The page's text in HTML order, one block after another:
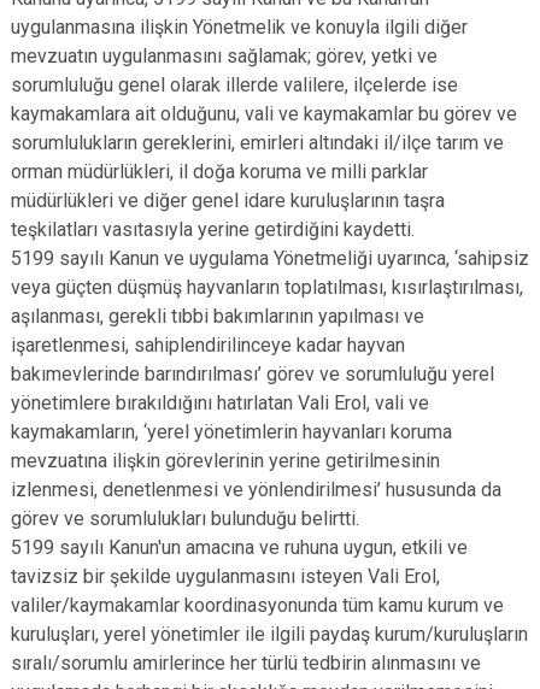
uygulanmasına ilişkin Yönetmelik ve konuyla ilgili diğer
mevzuatın uygulanmasını sağlamak; görev, yetki ve
sorumluluğu genel olarak illerde valilere, ilçelerde ise
kaymakamlara ait olduğunu, vali ve kaymakamlar bu görev ve
sorumlulukların gereklerini, emirleri altındaki il/ilçe tarım ve
orman müdürlükleri, il doğa koruma ve milli parklar
müdürlükleri ve diğer genel idare kuruluşlarının taşra
teşkilatları vasıtasıyla yerine getirdiğini kaydetti.
5199 sayılı Kanun ve uygulama Yönetmeliği uyarınca, ‘sahipsiz
veya güçten düşmüş hayvanların toplatılması, kısırlaştırılması,
aşılanması, gerekli tıbbi bakımlarının yapılması ve
işaretlenmesi, sahiplendirilinceye kadar hayvan
bakımevlerinde barındırılması’ görev ve sorumluluğu yerel
yönetimlere bırakıldığını hatırlatan Vali Erol, vali ve
kaymakamların, ‘yerel yönetimlerin hayvanları koruma
mevzuatına ilişkin görevlerinin yerine getirilmesinin
izlenmesi, denetlenmesi ve yönlendirilmesi’ hususunda da
görev ve sorumlulukları bulunduğu belirtti.
5199 sayılı Kanun'un amacına ve ruhuna uygun, etkili ve
tavizsiz bir şekilde uygulanmasını isteyen Vali Erol,
valiler/kaymakamlar koordinasyonunda tüm kamu kurum ve
kuruluşları, yerel yönetimler ile ilgili paydaş kurum/kuruluşların
sıralı/sorumlu amirlerince her türlü tedbirin alınmasını ve